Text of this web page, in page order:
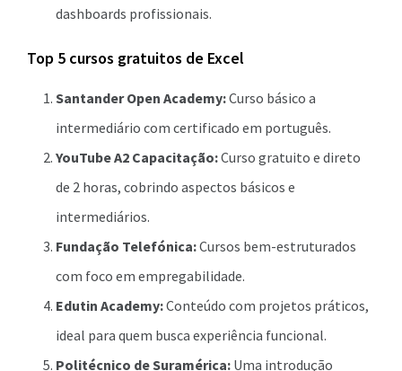
dashboards profissionais.
Top 5 cursos gratuitos de Excel
Santander Open Academy:Curso básico a
intermediário com certificado em português.
YouTube A2 Capacitação:Curso gratuito e direto
de 2 horas, cobrindo aspectos básicos e
intermediários.
Fundação Telefónica:Cursos bem-estruturados
com foco em empregabilidade.
Edutin Academy:Conteúdo com projetos práticos,
ideal para quem busca experiência funcional.
Politécnico de Suramérica: Uma introdução